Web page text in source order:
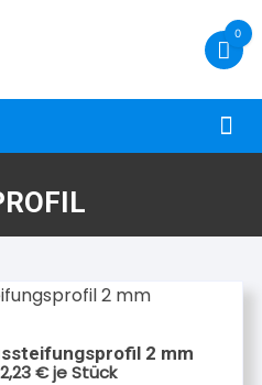
0
2 mm
€je Stück